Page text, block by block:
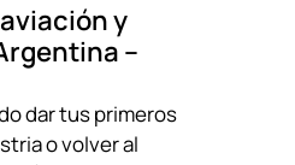
y
–
dar tus primeros
o volver al